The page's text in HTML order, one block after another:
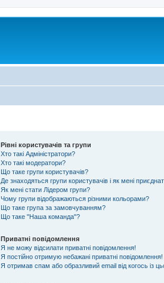
Рівні користувачів та групи
Хто такі Адміністратори?
Хто такі модератори?
Що таке групи користувачів?
Де знаходяться групи користувачів і як мені
Як мені стати Лідером групи?
Чому групи відображаються різними кольорами?
Що таке група за замовчуванням?
Що таке "Наша команда"?
Приватні повідомлення
Я не можу відсилати приватні повідомлення!
Я постійно отримую небажані приватні повідомлення!
Я отримав спам або образливий email від когось із